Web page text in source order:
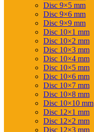
Disc 9×5 mm
Disc 9×6 mm
Disc 9×9 mm
Disc 10×1 mm
Disc 10×2 mm
Disc 10×3 mm
Disc 10×4 mm
Disc 10×5 mm
Disc 10×6 mm
Disc 10×7 mm
Disc 10×8 mm
Disc 10×10 mm
Disc 12×1 mm
Disc 12×2 mm
Disc 12×3 mm